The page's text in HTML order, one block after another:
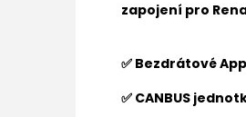
zapojení pro
✅ Bezdrátové
✅ CANBUS